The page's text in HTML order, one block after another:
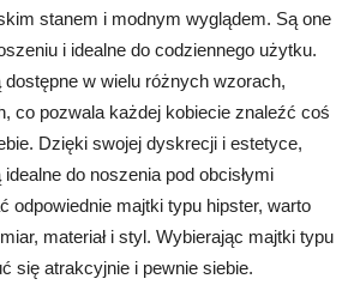
stanem i modnym wyglądem. Są one
i idealne do codziennego użytku.
w wielu różnych wzorach,
co pozwala każdej kobiecie znaleźć coś
Dzięki swojej dyskrecji i estetyce,
do noszenia pod obcisłymi
odpowiednie majtki typu hipster, warto
materiał i styl. Wybierając majtki typu
się atrakcyjnie i pewnie siebie.